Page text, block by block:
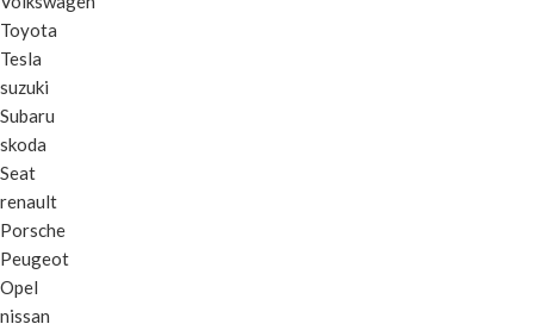
Toyota
Tesla
suzuki
Subaru
skoda
Seat
renault
Porsche
Peugeot
Opel
nissan